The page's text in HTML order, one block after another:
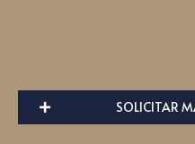
SOLICITAR